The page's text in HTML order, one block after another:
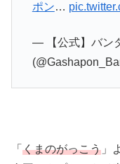
ポン…
— 【公式】バン
「 くまのがっこう 」